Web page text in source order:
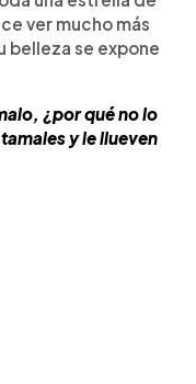
ver mucho más
belleza se expone
¿por qué no lo
y le llueven